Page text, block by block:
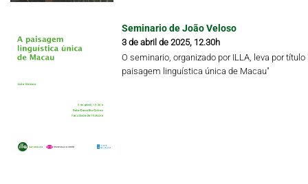
Seminario de João Veloso
3 de abril de 2025, 12.30h
O seminario, organizado por ILLA, leva por título
paisagem linguística única de Macau"